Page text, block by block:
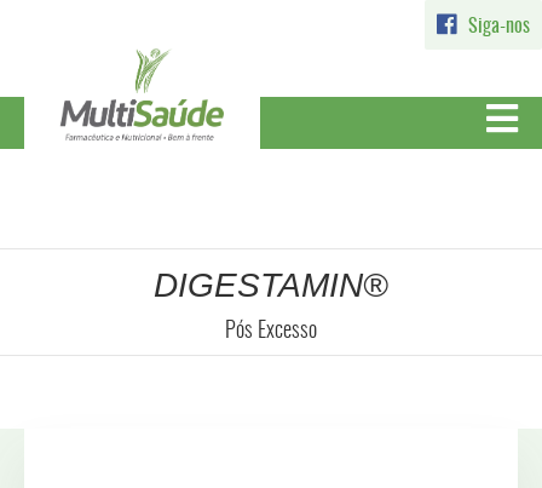
Siga-nos
DIGESTAMIN®
Pós Excesso